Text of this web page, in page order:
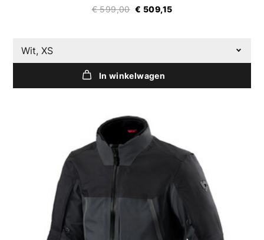
€ 599,00 € 509,15
Wit, XS
In winkelwagen